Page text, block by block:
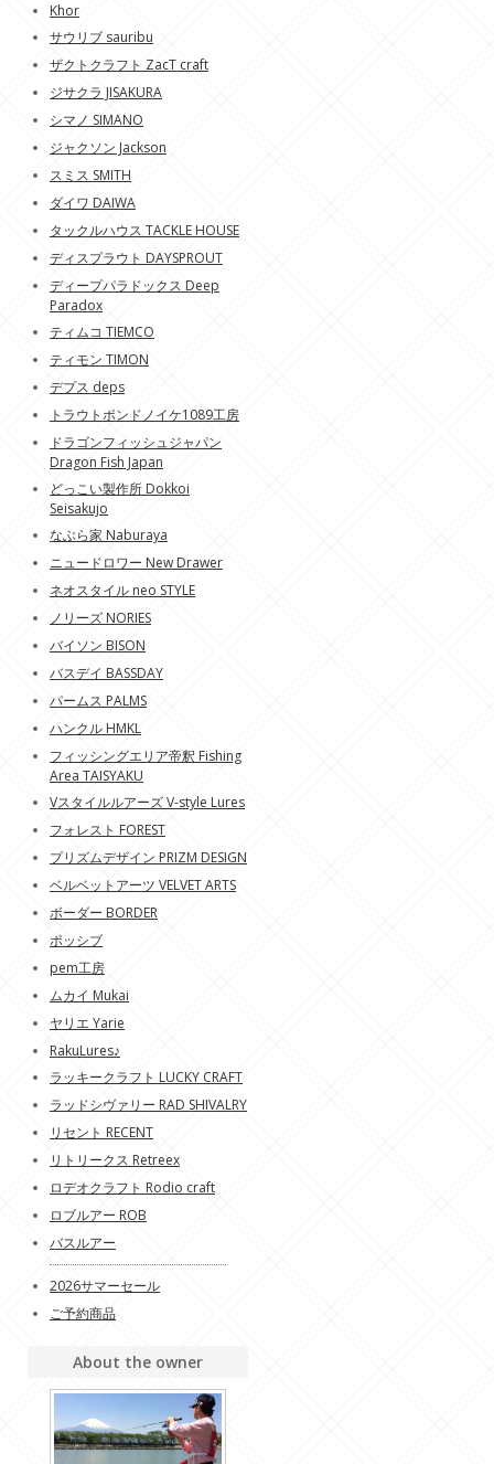
Khor
サウリブ sauribu
ザクトクラフト ZacT craft
ジサクラ JISAKURA
シマノ SIMANO
ジャクソン Jackson
スミス SMITH
ダイワ DAIWA
タックルハウス TACKLE HOUSE
ディスプラウト DAYSPROUT
ディープパラドックス Deep
Paradox
ティムコ TIEMCO
ティモン TIMON
デプス deps
トラウトポンドノイケ1089工房
ドラゴンフィッシュジャパン
Dragon Fish Japan
どっこい製作所 Dokkoi
Seisakujo
なぶら家 Naburaya
ニュードロワー New Drawer
ネオスタイル neo STYLE
ノリーズ NORIES
バイソン BISON
バスデイ BASSDAY
パームス PALMS
ハンクル HMKL
フィッシングエリア帝釈 Fishing
Area TAISYAKU
Vスタイルルアーズ V-style Lures
フォレスト FOREST
プリズムデザイン PRIZM DESIGN
ベルベットアーツ VELVET ARTS
ボーダー BORDER
ポッシブ
pem工房
ムカイ Mukai
ヤリエ Yarie
RakuLures♪
ラッキークラフト LUCKY CRAFT
ラッドシヴァリー RAD SHIVALRY
リセント RECENT
リトリークス Retreex
ロデオクラフト Rodio craft
ロブルアー ROB
バスルアー
2026サマーセール
ご予約商品
About the owner